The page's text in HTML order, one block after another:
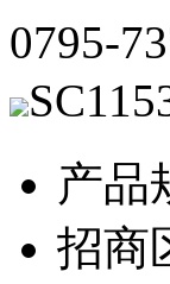
0795-
产品
招商